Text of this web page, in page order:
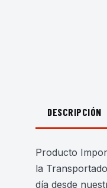
DESCRIPCIÓN
Producto
la
día desde